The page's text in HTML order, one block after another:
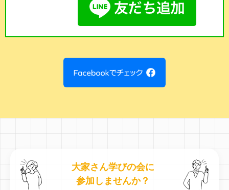
大家さん学びの会に
参加しませんか？